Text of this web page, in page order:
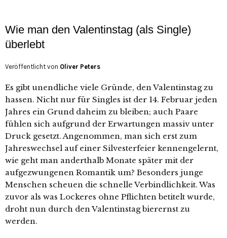
Wie man den Valentinstag (als Single)
überlebt
Veröffentlicht von Oliver Peters
Es gibt unendliche viele Gründe, den Valentinstag zu
hassen. Nicht nur für Singles ist der 14. Februar jeden
Jahres ein Grund daheim zu bleiben; auch Paare
fühlen sich aufgrund der Erwartungen massiv unter
Druck gesetzt. Angenommen, man sich erst zum
Jahreswechsel auf einer Silvesterfeier kennengelernt,
wie geht man anderthalb Monate später mit der
aufgezwungenen Romantik um? Besonders junge
Menschen scheuen die schnelle Verbindlichkeit. Was
zuvor als was Lockeres ohne Pflichten betitelt wurde,
droht nun durch den Valentinstag bierernst zu
werden.